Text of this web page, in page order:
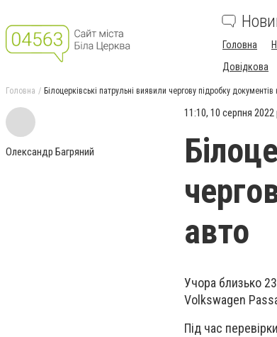
Головна
Довідкова
Головна Білоцерківські патрульні виявили чергову підробку документів
Олександр Багряний
11:10, 10 серпня 2022
авто
Учора близько
Volkswagen
Під час